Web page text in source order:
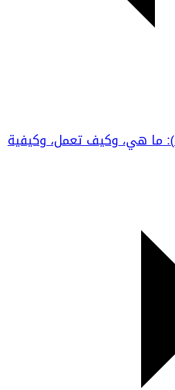
درجات المخاطر (RG): ما هي، وكيف تعمل، وكيفية